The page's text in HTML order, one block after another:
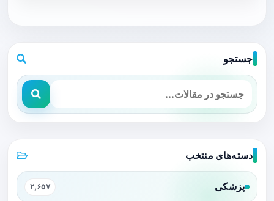
جستجو
دسته‌های منتخب
پزشکی ۲,۶۵۷